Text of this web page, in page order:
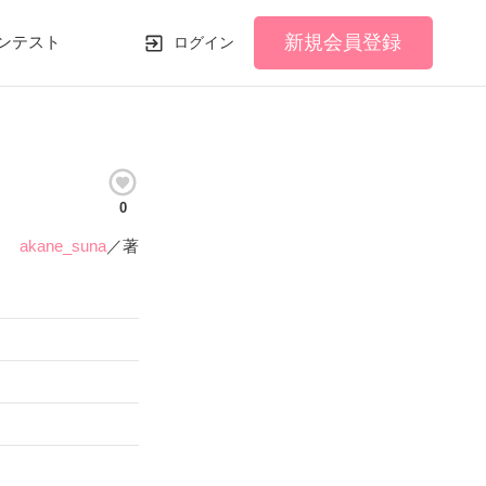
テスト ログイン 新規会員登録
0
akane_suna／著